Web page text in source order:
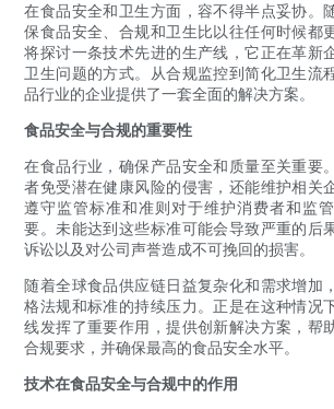
在食品安全和卫生方面，容不得半点妥协。
保食品安全、合规和卫生比以往任何时候都
将探讨一条技术先进的生产线，它正在革新
卫生问题的方式。从合规监控到简化卫生流
品行业的企业提供了一套全面的解决方案。
食品安全与合规的重要性
在食品行业，确保产品安全和质量至关重要
者免受潜在健康风险的侵害，还能维护相关
遵守监管标准和准则对于维护消费者和监
要。未能达到这些标准可能会导致严重的后
诉讼以及对公司声誉造成不可挽回的损害。
随着全球食品供应链日益复杂化和需求增加
格法规和标准的持续压力。正是在这种情况
线发挥了重要作用，提供创新解决方案，帮
合规要求，并确保最高的食品安全水平。
技术在食品安全与合规中的作用